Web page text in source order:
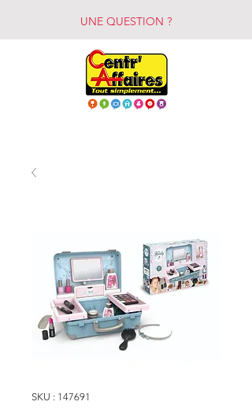
UNE QUESTION ?
SKU : 147691